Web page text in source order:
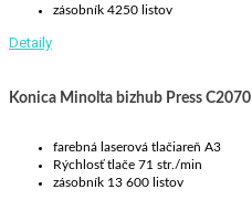
zásobník 4250 listov
Detaily
Konica Minolta bizhub Press C2070
farebná laserová tlačiareň A3
Rýchlosť tlače 71 str./min
zásobník 13 600 listov